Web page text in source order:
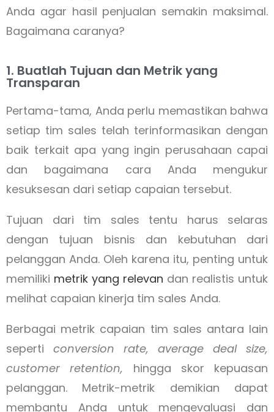
Anda agar hasil penjualan semakin maksimal.
Bagaimana caranya?
1. Buatlah Tujuan dan Metrik yang
Transparan
Pertama-tama, Anda perlu memastikan bahwa
setiap tim sales telah terinformasikan dengan
baik terkait apa yang ingin perusahaan capai
dan bagaimana cara Anda mengukur
kesuksesan dari setiap capaian tersebut.
Tujuan dari tim sales tentu harus selaras
dengan tujuan bisnis dan kebutuhan dari
pelanggan Anda. Oleh karena itu, penting untuk
memiliki metrik yang relevan dan realistis untuk
melihat capaian kinerja tim sales Anda.
Berbagai metrik capaian tim sales antara lain
seperti conversion rate, average deal size,
customer retention, hingga skor kepuasan
pelanggan. Metrik-metrik demikian dapat
membantu Anda untuk mengevaluasi dan